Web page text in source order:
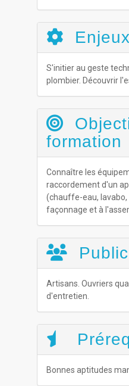
Enjeux
S'initier au geste
plombier. Découvrir
formation
Connaître les
raccordement d'un
(chauffe-eau, lavabo,
façonnage et à
Artisans. Ouvriers
d'entretien.
Bonnes aptitudes